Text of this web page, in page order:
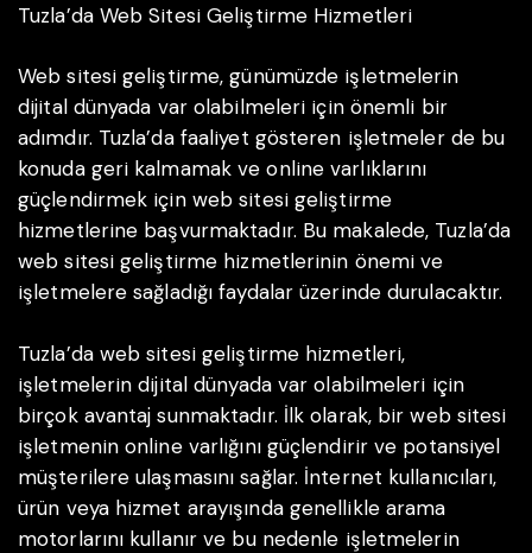
Tuzla’da Web Sitesi Geliştirme Hizmetleri
Web sitesi geliştirme, günümüzde işletmelerin
dijital dünyada var olabilmeleri için önemli bir
adımdır. Tuzla’da faaliyet gösteren işletmeler de bu
konuda geri kalmamak ve online varlıklarını
güçlendirmek için web sitesi geliştirme
hizmetlerine başvurmaktadır. Bu makalede, Tuzla’da
web sitesi geliştirme hizmetlerinin önemi ve
işletmelere sağladığı faydalar üzerinde durulacaktır.
Tuzla’da web sitesi geliştirme hizmetleri,
işletmelerin dijital dünyada var olabilmeleri için
birçok avantaj sunmaktadır. İlk olarak, bir web sitesi
işletmenin online varlığını güçlendirir ve potansiyel
müşterilere ulaşmasını sağlar. İnternet kullanıcıları,
ürün veya hizmet arayışında genellikle arama
motorlarını kullanır ve bu nedenle işletmelerin